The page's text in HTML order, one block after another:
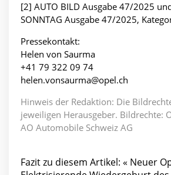
[2] AUTO BILD Ausgabe 47/2025
SONNTAG Ausgabe 47/2025,
Pressekontakt:
Helen von Saurma
+41 79 322 09 74
helen.vonsaurma@opel.ch
Hinweis der Redaktion: Die
jeweiligen Herausgeber. Bildrechte:
AO Automobile Schweiz AG
Fazit zu diesem Artikel: « Neuer